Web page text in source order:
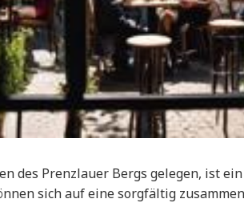
des Prenzlauer Bergs gelegen, ist
sich auf eine sorgfältig